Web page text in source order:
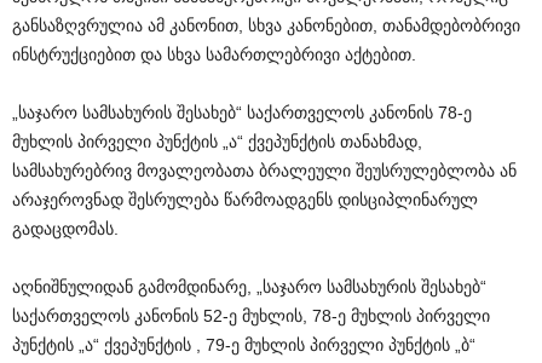
განსაზღვრულია ამ კანონით, სხვა კანონებით, თანამდებობრივი
ინსტრუქციებით და სხვა სამართლებრივი აქტებით.
„საჯარო სამსახურის შესახებ“ საქართველოს კანონის 78-ე
მუხლის პირველი პუნქტის „ა“ ქვეპუნქტის თანახმად,
სამსახურებრივ მოვალეობათა ბრალეული შეუსრულებლობა ან
არაჯეროვნად შესრულება წარმოადგენს დისციპლინარულ
გადაცდომას.
აღნიშნულიდან გამომდინარე, „საჯარო სამსახურის შესახებ“
საქართველოს კანონის 52-ე მუხლის, 78-ე მუხლის პირველი
პუნქტის „ა“ ქვეპუნქტის , 79-ე მუხლის პირველი პუნქტის „ბ“